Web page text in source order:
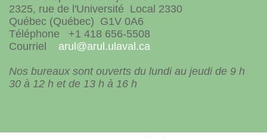
2325, rue de l'Université Local 2330
Québec (Québec) G1V 0A6
Téléphone +1 418 656-5508
Courriel arul@arul.ulaval.ca
Nos bureaux sont ouverts du lundi au jeudi de 9 h
30 à 12 h et de 13 h à 16 h